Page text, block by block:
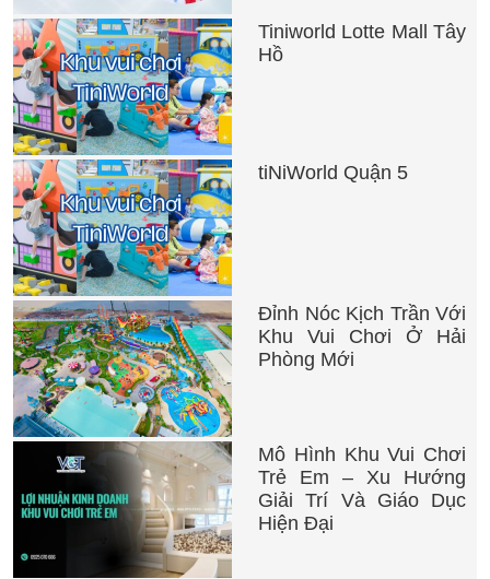
Tiniworld Lotte Mall Tây
Hồ
tiNiWorld Quận 5
Đỉnh Nóc Kịch Trần Với
Khu Vui Chơi Ở Hải
Phòng Mới
Mô Hình Khu Vui Chơi
Trẻ Em – Xu Hướng
Giải Trí Và Giáo Dục
Hiện Đại